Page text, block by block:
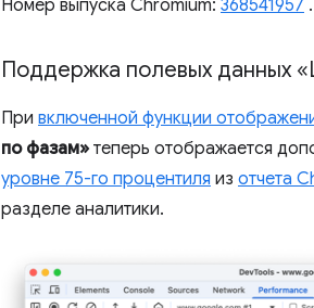
Номер выпуска Chromium: 368541957 .
Поддержка полевых данных
При включенной функции
по фазам» теперь отображается
уровне 75-го процентиля из отчета
разделе аналитики.